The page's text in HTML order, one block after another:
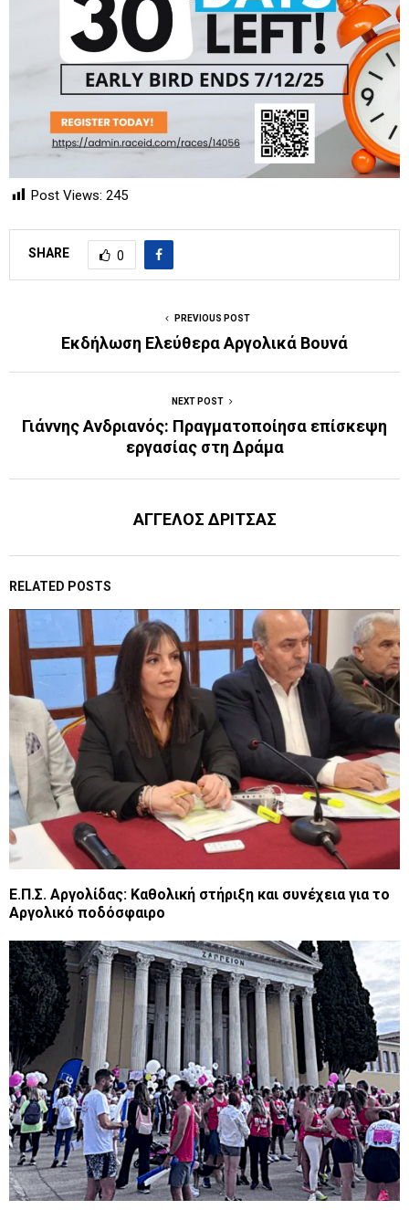
Post Views: 245
SHARE 0
PREVIOUS POST
Εκδήλωση Ελεύθερα Αργολικά Βουνά
NEXT POST
Γιάννης Ανδριανός: Πραγματοποίησα επίσκεψη
εργασίας στη Δράμα
ΑΓΓΕΛΟΣ ΔΡΙΤΣΑΣ
RELATED POSTS
Ε.Π.Σ. Αργολίδας: Καθολική στήριξη και συνέχεια για το
Αργολικό ποδόσφαιρο